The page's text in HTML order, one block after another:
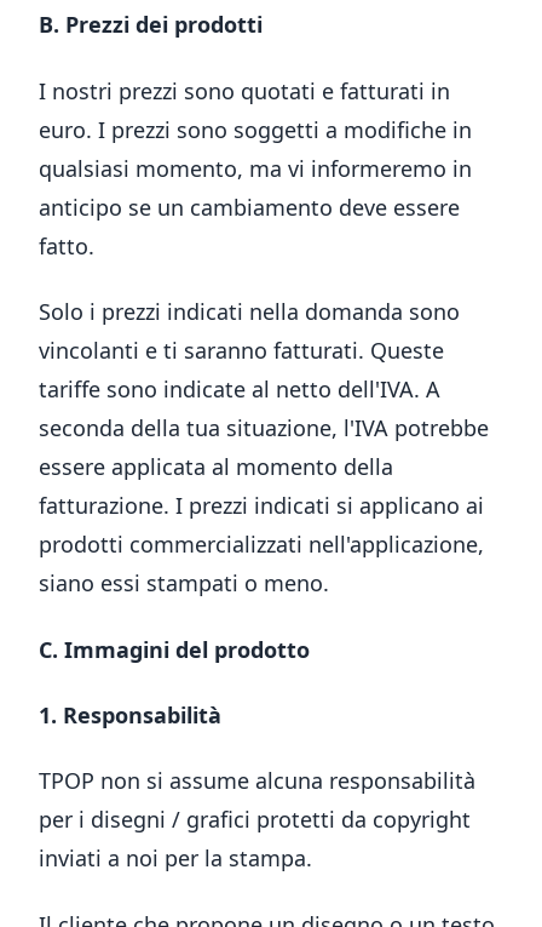
B. Prezzi dei prodotti
I nostri prezzi sono quotati e fatturati in
euro. I prezzi sono soggetti a modifiche in
qualsiasi momento, ma vi informeremo in
anticipo se un cambiamento deve essere
fatto.
Solo i prezzi indicati nella domanda sono
vincolanti e ti saranno fatturati. Queste
tariffe sono indicate al netto dell'IVA. A
seconda della tua situazione, l'IVA potrebbe
essere applicata al momento della
fatturazione. I prezzi indicati si applicano ai
prodotti commercializzati nell'applicazione,
siano essi stampati o meno.
C. Immagini del prodotto
1. Responsabilità
TPOP non si assume alcuna responsabilità
per i disegni / grafici protetti da copyright
inviati a noi per la stampa.